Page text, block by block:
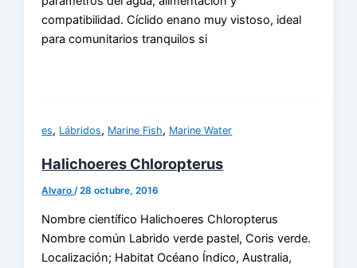
compatibilidad. Cíclido enano muy vistoso, ideal
para comunitarios tranquilos si
es, Lábridos, Marine Fish, Marine Water
Halichoeres Chloropterus
Alvaro/28 octubre, 2016
Nombre científico Halichoeres Chloropterus
Nombre común Labrido verde pastel, Coris verde.
Localización; Habitat Océano Índico, Australia,